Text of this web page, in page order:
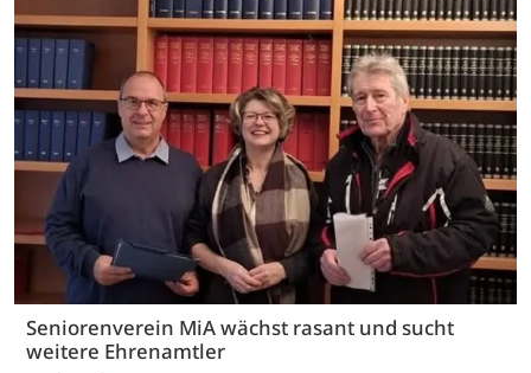
Seniorenverein MiA wächst rasant und sucht
weitere Ehrenamtler